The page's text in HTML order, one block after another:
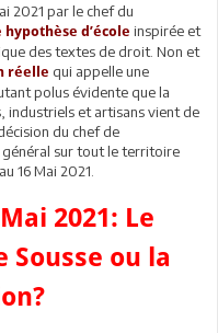
2021 par le chef du
hypothèse d’école inspirée et
des textes de droit. Non et
réelle qui appelle une
polus évidente que la
industriels et artisans vient de
du chef de
sur tout le territoire
16 Mai 2021.
2021: Le
Sousse ou la